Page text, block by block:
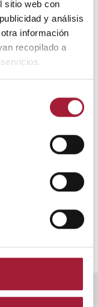
sitio web con
y análisis
información
recopilado a
de las
todo un reto,
no se pueden
adecuados
e incluso